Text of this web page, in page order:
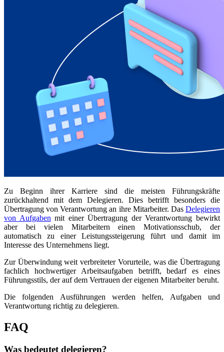
Zu Beginn ihrer Karriere sind die meisten Führungskräfte
zurückhaltend mit dem Delegieren. Dies betrifft besonders die
Übertragung von Verantwortung an ihre Mitarbeiter. Das Delegieren
von Aufgabenmit einer Übertragung der Verantwortung bewirkt
aber bei vielen Mitarbeitern einen Motivationsschub, der
automatisch zu einer Leistungssteigerung führt und damit im
Interesse des Unternehmens liegt.
Zur Überwindung weit verbreiteter Vorurteile, was die Übertragung
fachlich hochwertiger Arbeitsaufgaben betrifft, bedarf es eines
Führungsstils, der auf dem Vertrauen der eigenen Mitarbeiter beruht.
Die folgenden Ausführungen werden helfen, Aufgaben und
Verantwortung richtig zu delegieren.
FAQ
Was bedeutet delegieren?